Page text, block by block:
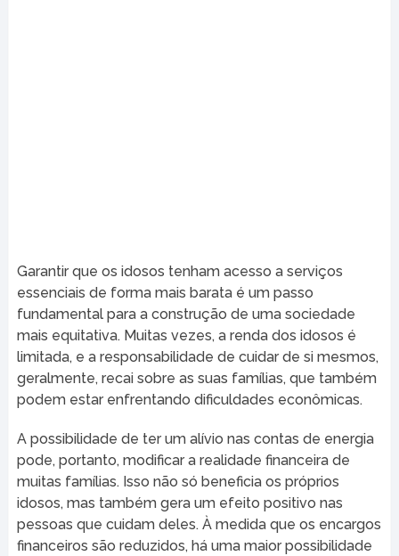
Garantir que os idosos tenham acesso a serviços
essenciais de forma mais barata é um passo
fundamental para a construção de uma sociedade
mais equitativa. Muitas vezes, a renda dos idosos é
limitada, e a responsabilidade de cuidar de si mesmos,
geralmente, recai sobre as suas famílias, que também
podem estar enfrentando dificuldades econômicas.
A possibilidade de ter um alívio nas contas de energia
pode, portanto, modificar a realidade financeira de
muitas famílias. Isso não só beneficia os próprios
idosos, mas também gera um efeito positivo nas
pessoas que cuidam deles. À medida que os encargos
financeiros são reduzidos, há uma maior possibilidade